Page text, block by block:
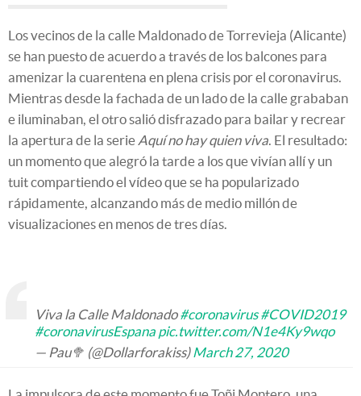
Los vecinos de la calle Maldonado de Torrevieja (Alicante)
se han puesto de acuerdo a través de los balcones para
amenizar la cuarentena en plena crisis por el coronavirus.
Mientras desde la fachada de un lado de la calle grababan
e iluminaban, el otro salió disfrazado para bailar y recrear
la apertura de la serie Aquí no hay quien viva . El resultado:
un momento que alegró la tarde a los que vivían allí y un
tuit compartiendo el vídeo que se ha popularizado
rápidamente, alcanzando más de medio millón de
visualizaciones en menos de tres días.
Viva la Calle Maldonado#coronavirus #COVID2019
#coronavirusEspana pic.twitter.com/N1e4Ky9wqo
— Pau🥦 (@Dollarforakiss) March 27, 2020